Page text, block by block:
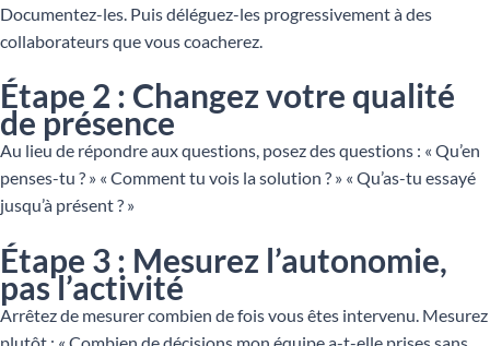
Documentez-les. Puis déléguez-les progressivement à des
collaborateurs que vous coacherez.
Étape 2 : Changez votre qualité
de présence
Au lieu de répondre aux questions, posez des questions : « Qu’en
penses-tu ? » « Comment tu vois la solution ? » « Qu’as-tu essayé
jusqu’à présent ? »
Étape 3 : Mesurez l’autonomie,
pas l’activité
Arrêtez de mesurer combien de fois vous êtes intervenu. Mesurez